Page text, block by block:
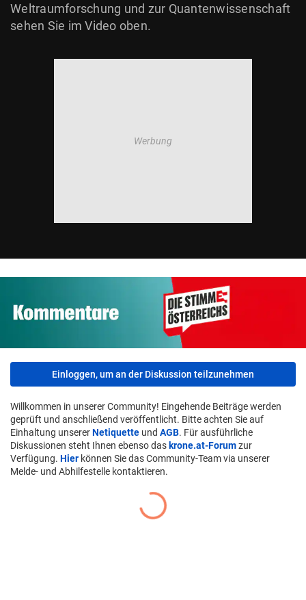
Weltraumforschung und zur Quantenwissenschaft
sehen Sie im Video oben.
Einloggen, um an der Diskussion teilzunehmen
Willkommen in unserer Community! Eingehende Beiträge werden
geprüft und anschließend veröffentlicht. Bitte achten Sie auf
Einhaltung unsererNetiquette und AGB. Für ausführliche
Diskussionen steht Ihnen ebenso das krone.at-Forumzur
Verfügung. Hier können Sie das Community-Team via unserer
Melde- und Abhilfestelle kontaktieren.